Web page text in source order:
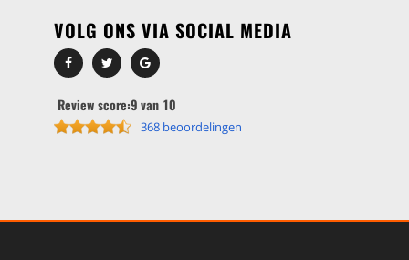
VOLG ONS VIA SOCIAL MEDIA
Review score:9 van 10
368 beoordelingen